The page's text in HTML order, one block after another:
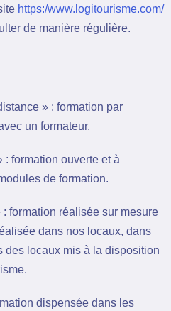
https:/www.logitourisme.com/
de manière régulière.
» : formation par
un formateur.
formation ouverte et à
de formation.
formation réalisée sur mesure
dans nos locaux, dans
des locaux mis à la disposition
dispensée dans les